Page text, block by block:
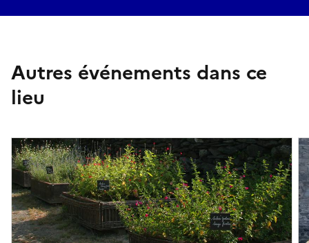
Autres événements dans ce
lieu